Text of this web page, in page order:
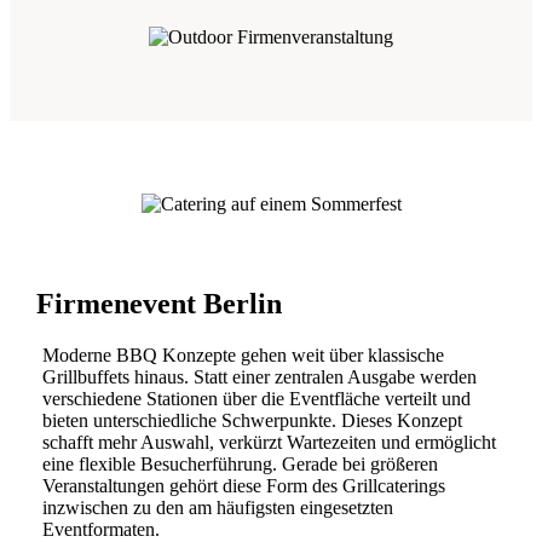
Firmenevent Berlin
Moderne BBQ Konzepte gehen weit über klassische
Grillbuffets hinaus. Statt einer zentralen Ausgabe werden
verschiedene Stationen über die Eventfläche verteilt und
bieten unterschiedliche Schwerpunkte. Dieses Konzept
schafft mehr Auswahl, verkürzt Wartezeiten und ermöglicht
eine flexible Besucherführung. Gerade bei größeren
Veranstaltungen gehört diese Form des Grillcaterings
inzwischen zu den am häufigsten eingesetzten
Eventformaten.